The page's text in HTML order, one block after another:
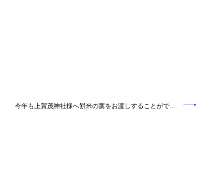
今年も上賀茂神社様へ餅米の藁をお渡しすることがで…